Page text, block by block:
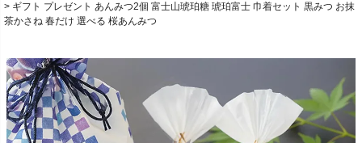
ギフト プレゼント あんみつ2個 富士山琥珀糖 琥珀富士 巾着セット 黒みつ お抹
茶かさね 春だけ 選べる 桜あんみつ